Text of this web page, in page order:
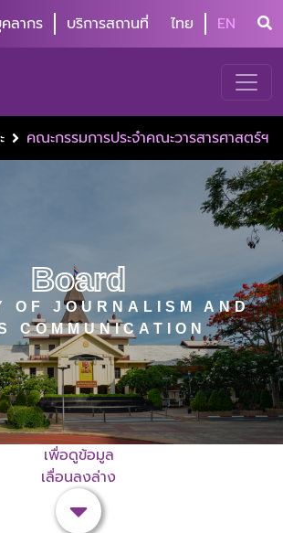
ลากร บริการสถานที่ ไทย EN
คณะกรรมการประจำคณะวารสารศาสตร์ฯ
Board
OF JOURNALISM AND
COMMUNICATION
เลื่อนลงล่าง
เพื่อดูข้อมูล